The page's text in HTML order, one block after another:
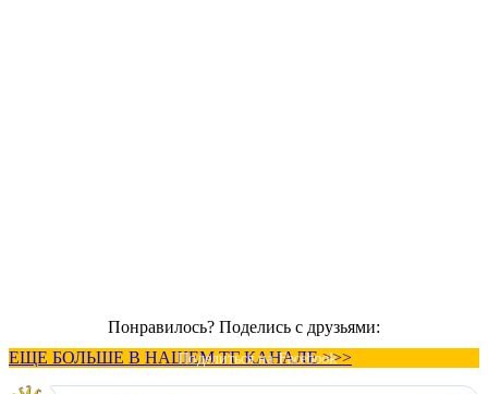
Понравилось? Поделись с друзьями:
ЕЩЕ БОЛЬШЕ В НАШЕМ ТГ КАНАЛЕ >>>